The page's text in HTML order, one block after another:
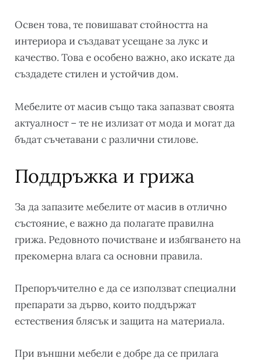
Освен това, те повишават стойността на
интериора и създават усещане за лукс и
качество. Това е особено важно, ако искате да
създадете стилен и устойчив дом.
Мебелите от масив също така запазват своята
актуалност – те не излизат от мода и могат да
бъдат съчетавани с различни стилове.
Поддръжка и грижа
За да запазите мебелите от масив в отлично
състояние, е важно да полагате правилна
грижа. Редовното почистване и избягването на
прекомерна влага са основни правила.
Препоръчително е да се използват специални
препарати за дърво, които поддържат
естествения блясък и защита на материала.
При външни мебели е добре да се прилага